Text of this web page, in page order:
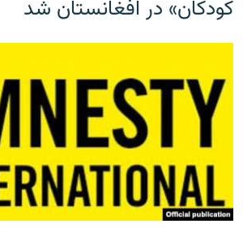
کودکان» در افغانستان شد